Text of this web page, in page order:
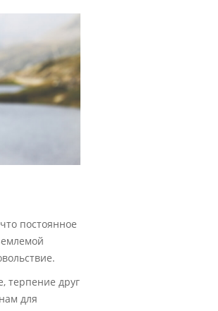
постоянное
терпение друг
для